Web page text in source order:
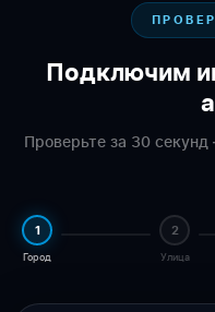
Подключим
Проверьте за 30
1
Город
2
Улица